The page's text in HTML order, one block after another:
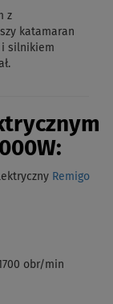
z
katamaran
i silnikiem
Remigo
obr/min